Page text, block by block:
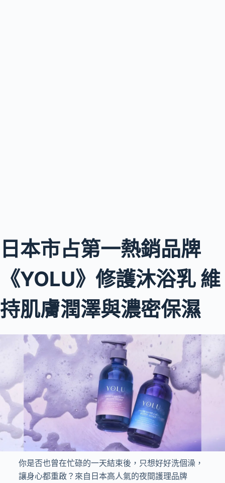
日本市占第一熱銷品牌
《YOLU》修護沐浴乳 維
持肌膚潤澤與濃密保濕
你是否也曾在忙碌的一天結束後，只想好好洗個澡，
讓身心都重啟？來自日本高人氣的夜間護理品牌